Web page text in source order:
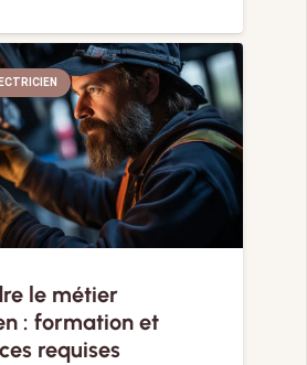
le métier
: formation et
requises